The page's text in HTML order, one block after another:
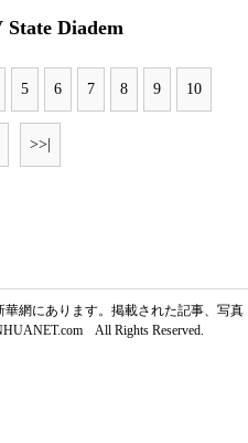
State Diadem
5 6 7 8 9 10
>>|
網にあります。掲載された記事、写真
All Rights Reserved.